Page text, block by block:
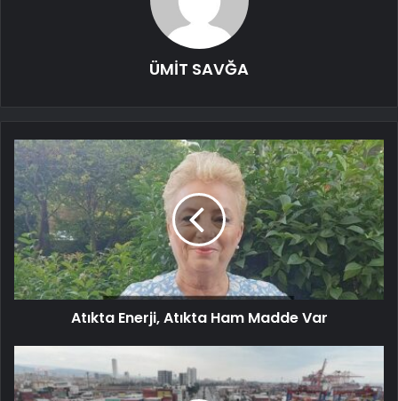
ÜMİT SAVĞA
Atıkta Enerji, Atıkta Ham Madde Var